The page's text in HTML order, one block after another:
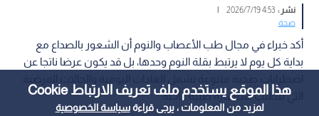
هذا الموقع يستخدم ملف تعريف الارتباط Cookie
لمزيد من المعلومات ، يرجى قراءةسياسة الخصوصية
نشر :4:53 2026/7/19
|
صحة
أكد خبراء في مجال طب الأعصاب والنوم أن الشعور بالصداع مع
بداية كل يوم لا يرتبط بقلة النوم وحدها، بل قد يكون عرضا ناتجا عن
التي تتطلب استشارة طبية عاجلة.